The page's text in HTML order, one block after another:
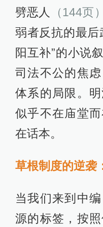
劈恶人
（144页）
弱者反抗的最后
阳互补”的小说
司法不公的焦
体系的局限。
似乎不在庙堂
在话本。
草根制度的逆袭
当我们来到中
源的标签，按